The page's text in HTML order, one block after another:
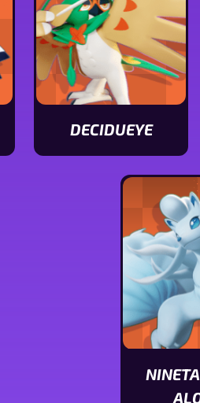
DECIDUEYE
Ver
características